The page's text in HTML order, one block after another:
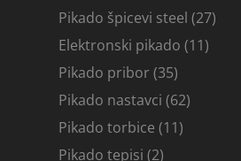
Pikado špicevi steel (27)
Elektronski pikado (11)
Pikado pribor (35)
Pikado nastavci (62)
Pikado torbice (11)
Pikado tepisi (2)